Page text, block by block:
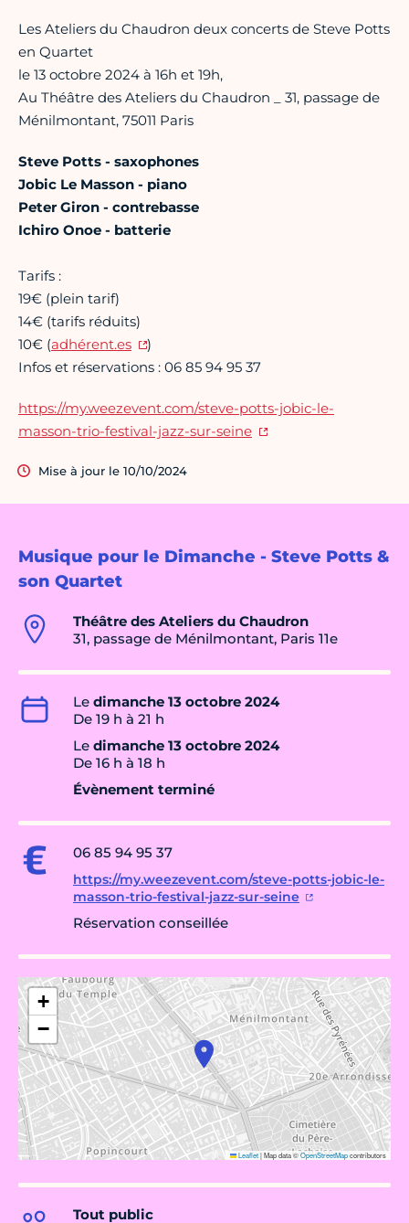
Musique pour le Dimanche - Steve Potts &
son Quartet
Théâtre des Ateliers du Chaudron
31, passage de Ménilmontant, Paris 11e
Le dimanche 13 octobre 2024
De 19 h à 21 h
Le dimanche 13 octobre 2024
De 16 h à 18 h
Évènement terminé
06 85 94 95 37
https://my.weezevent.com/steve-potts-jobic-le-
masson-trio-festival-jazz-sur-seine
Réservation conseillée
+
−
Leaflet|Map data ©OpenStreetMapcontributors
Tout public
Les Ateliers du Chaudron deux concerts de Steve Potts
en Quartet
le 13 octobre 2024 à 16h et 19h,
Au Théâtre des Ateliers du Chaudron _ 31, passage de
Ménilmontant, 75011 Paris
Steve Potts - saxophones
Jobic Le Masson - piano
Peter Giron - contrebasse
Ichiro Onoe - batterie
Tarifs :
19€ (plein tarif)
14€ (tarifs réduits)
10€ (adhérent.es
)
Infos et réservations : 06 85 94 95 37
https://my.weezevent.com/steve-potts-jobic-le-
masson-trio-festival-jazz-sur-seine
Mise à jour le 10/10/2024